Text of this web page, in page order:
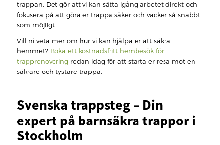
trappan. Det gör att vi kan sätta igång arbetet direkt och
fokusera på att göra er trappa säker och vacker så snabbt
som möjligt.
Vill ni veta mer om hur vi kan hjälpa er att säkra
hemmet? Boka ett kostnadsfritt hembesök för
trapprenoveringredan idag för att starta er resa mot en
säkrare och tystare trappa.
Svenska trappsteg – Din
expert på barnsäkra trappor i
Stockholm